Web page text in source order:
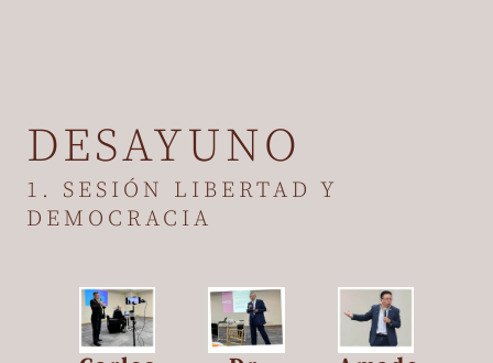
DESAYUNO
1. SESIÓN LIBERTAD Y
DEMOCRACIA